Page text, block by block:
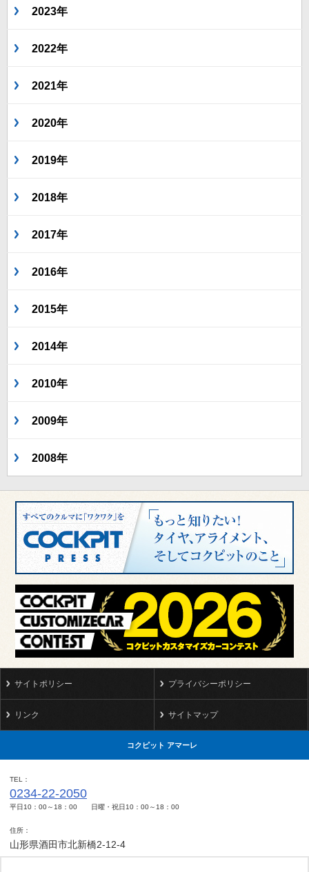
2023年
2022年
2021年
2020年
2019年
2018年
2017年
2016年
2015年
2014年
2010年
2009年
2008年
サイトポリシー プライバシーポリシー
リンク サイトマップ
コクピット アマーレ
TEL
0234-22-2050
平日10：00～18：00 日曜・祝日10：00～18：00
住所
山形県酒田市北新橋2-12-4